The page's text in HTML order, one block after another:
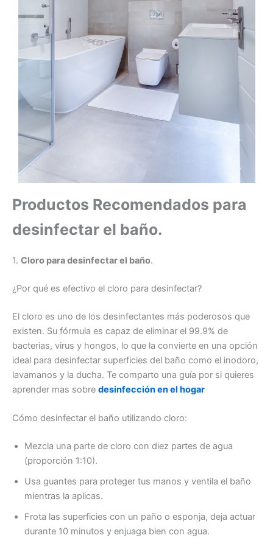
Productos Recomendados para
desinfectar el baño.
1. Cloro para desinfectar el baño.
¿Por qué es efectivo el cloro para desinfectar?
El cloro es uno de los desinfectantes más poderosos que
existen. Su fórmula es capaz de eliminar el 99.9% de
bacterias, virus y hongos, lo que la convierte en una opción
ideal para desinfectar superficies del baño como el inodoro,
lavamanos y la ducha. Te comparto una guía por si quieres
aprender mas sobre desinfección en el hogar
Cómo desinfectar el baño utilizando cloro:
Mezcla una parte de cloro con diez partes de agua
(proporción 1:10).
Usa guantes para proteger tus manos y ventila el baño
mientras la aplicas.
Frota las superficies con un paño o esponja, deja actuar
durante 10 minutos y enjuaga bien con agua.